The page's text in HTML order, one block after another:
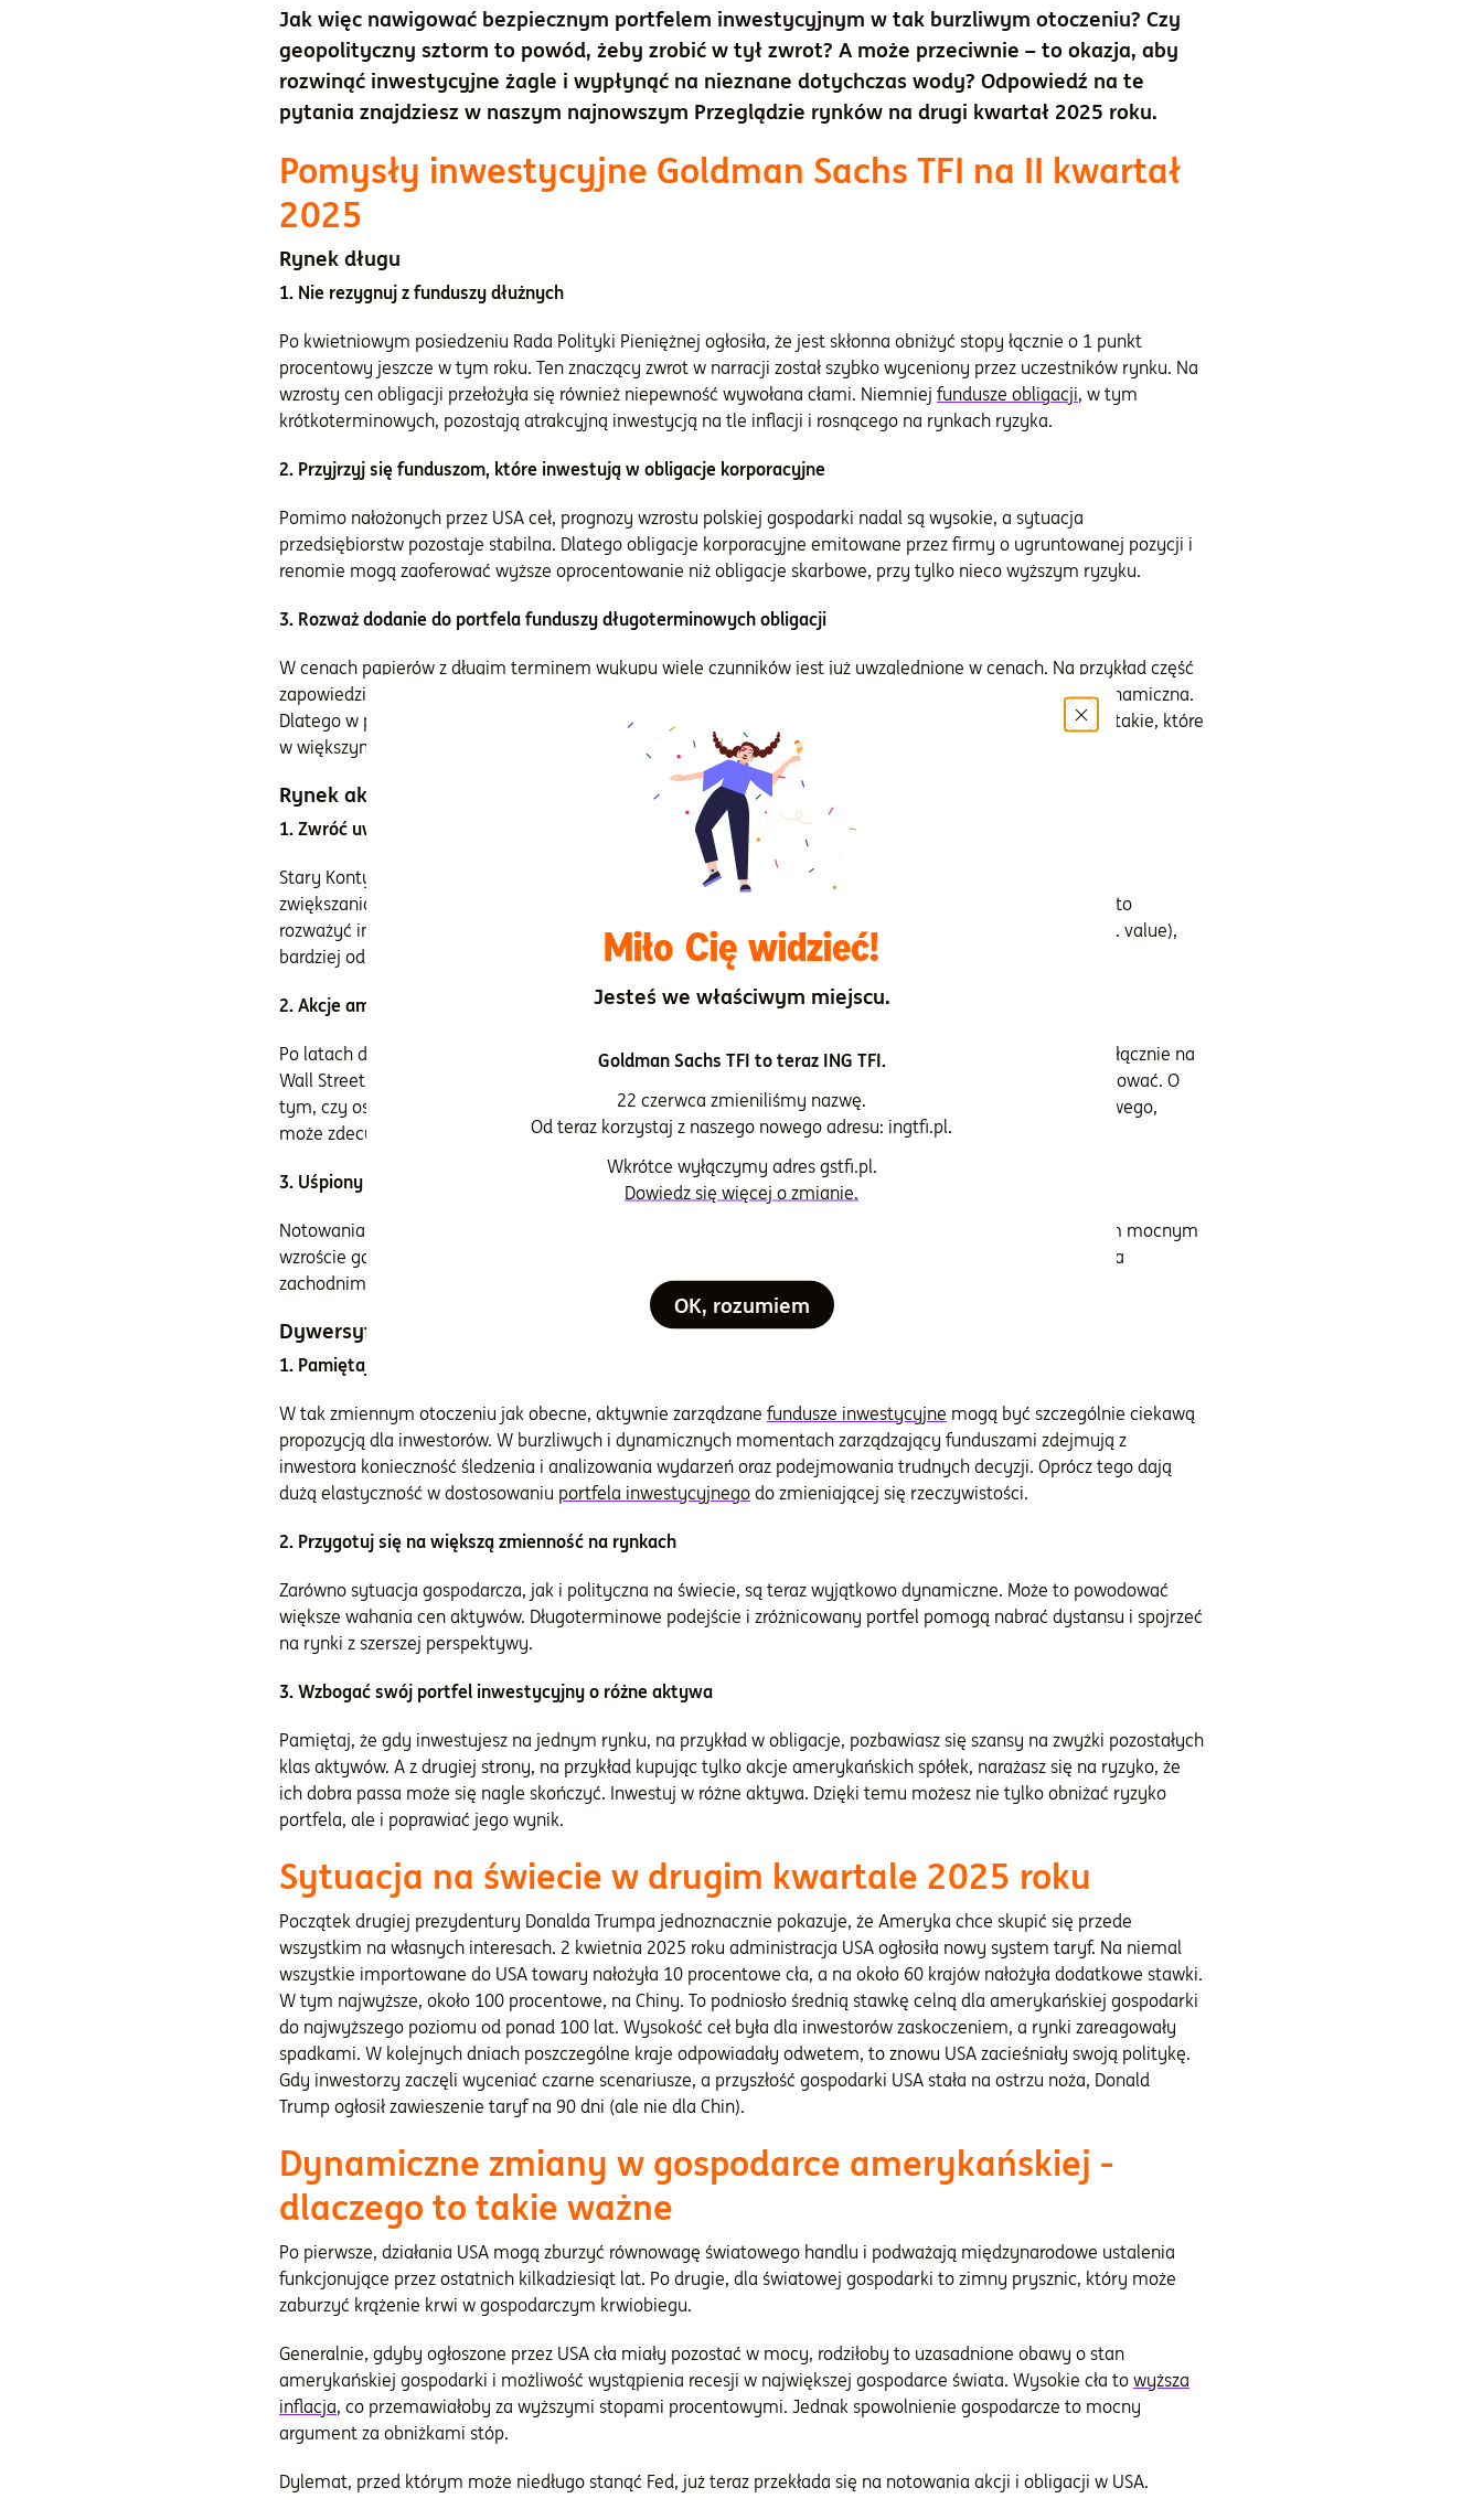
Jak więc nawigować bezpiecznym portfelem inwestycyjnym w tak burzliwym otoczeniu? Czy
geopolityczny sztorm to powód, żeby zrobić w tył zwrot? A może przeciwnie – to okazja, aby
rozwinąć inwestycyjne żagle i wypłynąć na nieznane dotychczas wody? Odpowiedź na te
pytania znajdziesz w naszym najnowszym Przeglądzie rynków na drugi kwartał 2025 roku.
Pomysły inwestycyjne Goldman Sachs TFI na II kwartał
2025
Rynek długu
1. Nie rezygnuj z funduszy dłużnych
Po kwietniowym posiedzeniu Rada Polityki Pieniężnej ogłosiła, że jest skłonna obniżyć stopy łącznie o 1 punkt
procentowy jeszcze w tym roku. Ten znaczący zwrot w narracji został szybko wyceniony przez uczestników rynku. Na
wzrosty cen obligacji przełożyła się również niepewność wywołana cłami. Niemniej fundusze obligacji, w tym
krótkoterminowych, pozostają atrakcyjną inwestycją na tle inflacji i rosnącego na rynkach ryzyka.
2. Przyjrzyj się funduszom, które inwestują w obligacje korporacyjne
Pomimo nałożonych przez USA ceł, prognozy wzrostu polskiej gospodarki nadal są wysokie, a sytuacja
przedsiębiorstw pozostaje stabilna. Dlatego obligacje korporacyjne emitowane przez firmy o ugruntowanej pozycji i
renomie mogą zaoferować wyższe oprocentowanie niż obligacje skarbowe, przy tylko nieco wyższym ryzyku.
3. Rozważ dodanie do portfela funduszy długoterminowych obligacji
W cenach papierów z długim terminem wykupu wiele czynników jest już uwzględnione w cenach. Na przykład część
zapowiedzianych przez prezesa NBP obniżek stóp. Jak pokazały ostatnie tygodnie, sytuacja jest jednak dynamiczna.
Dlatego w portfelu funduszy gotowym na różne scenariusze warto mieć obligacje o długim duration, czyli takie, które
w większym stopniu mogą skorzystać na cyklu obniżek stóp w przyszłości.
Rynek akcji
1. Zwróć uwagę na europejski rynek akcji
Stary Kontynent, przez ostatnie lata niedoceniany, zaczyna przyciągać kapitał. Pomaga mu perspektywa
zwiększania wydatków fiskalnych związanych z obronnością w największych krajach Unii Europejskiej. Warto
rozważyć inwestycję w europejskie fundusze akcji, w których dużą rolę odgrywają spółki wartościowe (ang. value),
bardziej odporne na zmiany koniunktury.
2. Akcje amerykańskie nadal mogą być dobrą, długoterminową inwestycją
Po latach dominacji amerykański rynek akcji złapał niedawno zadyszkę. Choć koncentrowanie portfela wyłącznie na
Wall Street może nie być już tak dobrą strategią jak przez ostatnie 15 lat, to nadal warto ten rynek obserwować. O
tym, czy ostatnie spadki to tylko korekta i okazja do dokupienia funduszy akcji, czy koniec trendu wzrostowego,
może zdecydować stan gospodarki Stanów Zjednoczonych.
3. Uśpiony potencjał polskiego rynku akcji
Notowania na GPW rzadko kiedy w pełni odzwierciedlają potencjał krajowych spółek. Przy prognozowanym mocnym
wzroście gospodarczym i planowanych inwestycjach, krajowy rynek akcji ma szansę nadgonić zaległości za
zachodnimi indeksami.
Dywersyfikacja portfela inwestycyjnego
1. Pamiętaj o funduszach inwestycyjnych
W tak zmiennym otoczeniu jak obecne, aktywnie zarządzane fundusze inwestycyjne mogą być szczególnie ciekawą
propozycją dla inwestorów. W burzliwych i dynamicznych momentach zarządzający funduszami zdejmują z
inwestora konieczność śledzenia i analizowania wydarzeń oraz podejmowania trudnych decyzji. Oprócz tego dają
dużą elastyczność w dostosowaniu portfela inwestycyjnego do zmieniającej się rzeczywistości.
2. Przygotuj się na większą zmienność na rynkach
Zarówno sytuacja gospodarcza, jak i polityczna na świecie, są teraz wyjątkowo dynamiczne. Może to powodować
większe wahania cen aktywów. Długoterminowe podejście i zróżnicowany portfel pomogą nabrać dystansu i spojrzeć
na rynki z szerszej perspektywy.
3. Wzbogać swój portfel inwestycyjny o różne aktywa
Pamiętaj, że gdy inwestujesz na jednym rynku, na przykład w obligacje, pozbawiasz się szansy na zwyżki pozostałych
klas aktywów. A z drugiej strony, na przykład kupując tylko akcje amerykańskich spółek, narażasz się na ryzyko, że
ich dobra passa może się nagle skończyć. Inwestuj w różne aktywa. Dzięki temu możesz nie tylko obniżać ryzyko
portfela, ale i poprawiać jego wynik.
Sytuacja na świecie w drugim kwartale 2025 roku
Początek drugiej prezydentury Donalda Trumpa jednoznacznie pokazuje, że Ameryka chce skupić się przede
wszystkim na własnych interesach. 2 kwietnia 2025 roku administracja USA ogłosiła nowy system taryf. Na niemal
wszystkie importowane do USA towary nałożyła 10 procentowe cła, a na około 60 krajów nałożyła dodatkowe stawki.
W tym najwyższe, około 100 procentowe, na Chiny. To podniosło średnią stawkę celną dla amerykańskiej gospodarki
do najwyższego poziomu od ponad 100 lat. Wysokość ceł była dla inwestorów zaskoczeniem, a rynki zareagowały
spadkami. W kolejnych dniach poszczególne kraje odpowiadały odwetem, to znowu USA zacieśniały swoją politykę.
Gdy inwestorzy zaczęli wyceniać czarne scenariusze, a przyszłość gospodarki USA stała na ostrzu noża, Donald
Trump ogłosił zawieszenie taryf na 90 dni (ale nie dla Chin).
Dynamiczne zmiany w gospodarce amerykańskiej -
dlaczego to takie ważne
Po pierwsze, działania USA mogą zburzyć równowagę światowego handlu i podważają międzynarodowe ustalenia
funkcjonujące przez ostatnich kilkadziesiąt lat. Po drugie, dla światowej gospodarki to zimny prysznic, który może
zaburzyć krążenie krwi w gospodarczym krwiobiegu.
Generalnie, gdyby ogłoszone przez USA cła miały pozostać w mocy, rodziłoby to uzasadnione obawy o stan
amerykańskiej gospodarki i możliwość wystąpienia recesji w największej gospodarce świata. Wysokie cła to wyższa
inflacja, co przemawiałoby za wyższymi stopami procentowymi. Jednak spowolnienie gospodarcze to mocny
argument za obniżkami stóp.
Dylemat, przed którym może niedługo stanąć Fed, już teraz przekłada się na notowania akcji i obligacji w USA.
Miło Cię widzieć!
Jesteś we właściwym miejscu.
Goldman Sachs TFI to teraz ING TFI.
22 czerwca zmieniliśmy nazwę.
Od teraz korzystaj z naszego nowego adresu: ingtfi.pl.
Wkrótce wyłączymy adres gstfi.pl.
Dowiedz się więcej o zmianie.
OK, rozumiem